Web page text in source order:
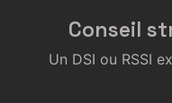
Conseil
Un DSI ou RSSI